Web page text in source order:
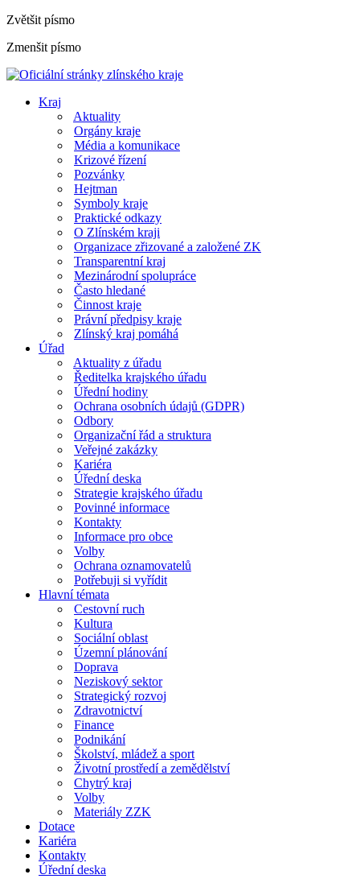
Zvětšit písmo
Zmenšit písmo
Kraj
Aktuality
Orgány kraje
Média a komunikace
Krizové řízení
Pozvánky
Hejtman
Symboly kraje
Praktické odkazy
O Zlínském kraji
Organizace zřizované a založené ZK
Transparentní kraj
Mezinárodní spolupráce
Často hledané
Činnost kraje
Právní předpisy kraje
Zlínský kraj pomáhá
Úřad
Aktuality z úřadu
Ředitelka krajského úřadu
Úřední hodiny
Ochrana osobních údajů (GDPR)
Odbory
Organizační řád a struktura
Veřejné zakázky
Kariéra
Úřední deska
Strategie krajského úřadu
Povinné informace
Kontakty
Informace pro obce
Volby
Ochrana oznamovatelů
Potřebuji si vyřídit
Hlavní témata
Cestovní ruch
Kultura
Sociální oblast
Územní plánování
Doprava
Neziskový sektor
Strategický rozvoj
Zdravotnictví
Finance
Podnikání
Školství, mládež a sport
Životní prostředí a zemědělství
Chytrý kraj
Volby
Materiály ZZK
Dotace
Kariéra
Kontakty
Úřední deska